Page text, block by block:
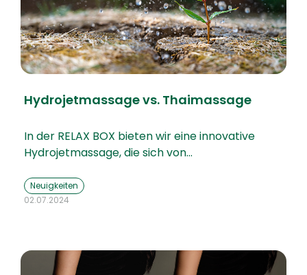
Hydrojetmassage vs. Thaimassage
In der RELAX BOX bieten wir eine innovative
Hydrojetmassage, die sich von…
Neuigkeiten
02.07.2024